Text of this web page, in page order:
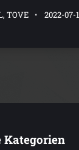
TOVE 2022-07-
Kategorien